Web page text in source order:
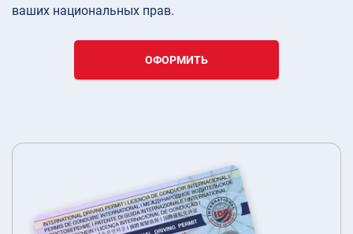
ваших национальных прав.
ОФОРМИТЬ